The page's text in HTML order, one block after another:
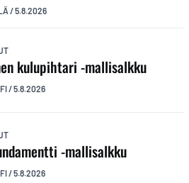
/5.8.2026
kulupihtari -mallisalkku
/5.8.2026
-mallisalkku
/5.8.2026